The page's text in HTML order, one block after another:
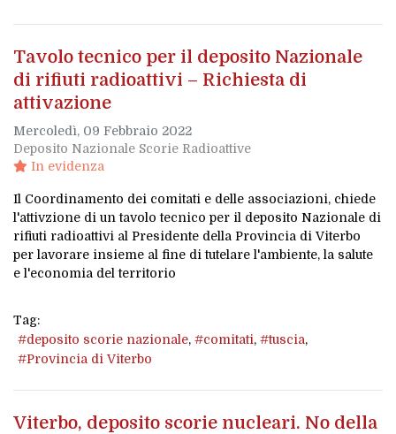
Tavolo tecnico per il deposito Nazionale
di rifiuti radioattivi – Richiesta di
attivazione
Mercoledì, 09 Febbraio 2022
Deposito Nazionale Scorie Radioattive
In evidenza
Il Coordinamento dei comitati e delle associazioni, chiede
l'attivzione di un tavolo tecnico per il deposito Nazionale di
rifiuti radioattivi al Presidente della Provincia di Viterbo
per lavorare insieme al fine di tutelare l'ambiente, la salute
e l'economia del territorio
Tag:
deposito scorie nazionale
comitati
tuscia
Provincia di Viterbo
Viterbo, deposito scorie nucleari. No della